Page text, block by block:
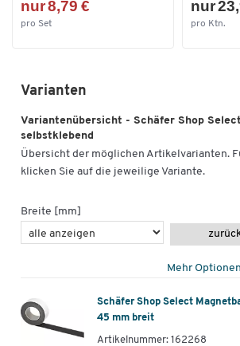
nur 8,79 €
pro Set
nur
pro Ktn.
Varianten
Variantenübersicht - Schäfer Shop
selbstklebend
Übersicht der möglichen Artikelvarianten.
klicken Sie auf die jeweilige Variante.
Breite [mm]
Mehr
Schäfer Shop Select
45 mm breit
Artikelnummer: 162268